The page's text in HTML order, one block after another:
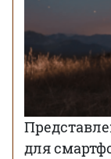
для